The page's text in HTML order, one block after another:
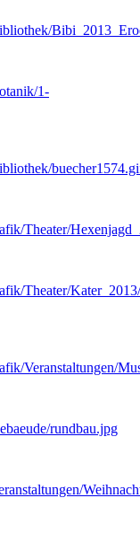
1-
Theater/
Theater/
Veranstaltungen/
rundbau.jpg